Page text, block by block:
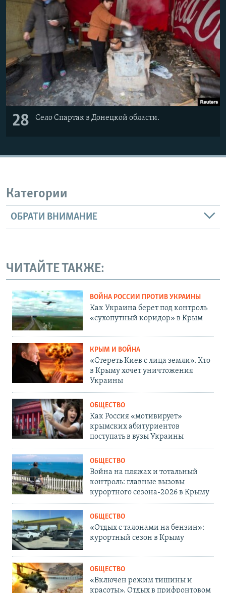
ПОБЕДИТЕЛЕЙ НЕ СУДЯТ?
КРЫМ.НЕПОКОРЕННЫЙ
ELIFBE
УКРАИНСКАЯ ПРОБЛЕМА КРЫМА
ПРИСОЕДИНЯЙТЕСЬ!
Все сайты RFE/RL
28 Село Спартак в Донецкой области.
Категории
ОБРАТИ ВНИМАНИЕ
ЧИТАЙТЕ ТАКЖЕ:
ВОЙНА РОССИИ ПРОТИВ УКРАИНЫ
Как Украина берет под контроль
«сухопутный коридор» в Крым
КРЫМ И ВОЙНА
«Стереть Киев с лица земли». Кто
в Крыму хочет уничтожения
Украины
ОБЩЕСТВО
Как Россия «мотивирует»
крымских абитуриентов
поступать в вузы Украины
ОБЩЕСТВО
Война на пляжах и тотальный
контроль: главные вызовы
курортного сезона-2026 в Крыму
ОБЩЕСТВО
«Отдых с талонами на бензин»:
курортный сезон в Крыму
ОБЩЕСТВО
«Включен режим тишины и
красоты». Отдых в прифронтовом